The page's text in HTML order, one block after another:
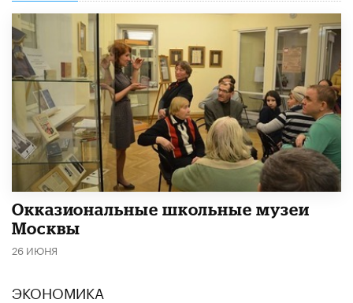
​Окказиональные школьные музеи
Москвы
26 ИЮНЯ
ЭКОНОМИКА